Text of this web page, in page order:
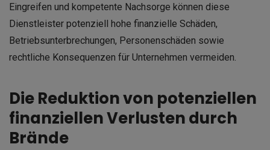
Eingreifen und kompetente Nachsorge können diese
Dienstleister potenziell hohe finanzielle Schäden,
Betriebsunterbrechungen, Personenschäden sowie
rechtliche Konsequenzen für Unternehmen vermeiden.
Die Reduktion von potenziellen
finanziellen Verlusten durch
Brände